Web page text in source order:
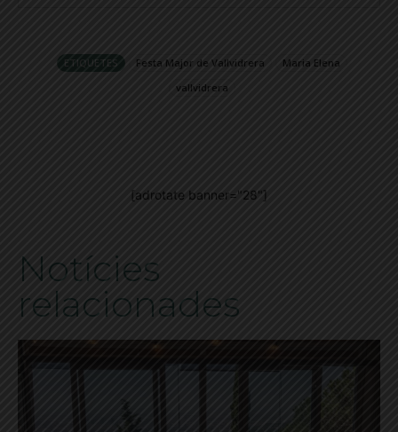
ETIQUETES Festa Major de Vallvidrera
Maria Elena
vallvidrera
[adrotate banner="28"]
Notícies
relacionades